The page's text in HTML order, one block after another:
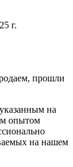
г.
прошли
на
опытом
на нашем